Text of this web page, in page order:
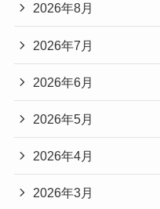
2026年8月
2026年7月
2026年6月
2026年5月
2026年4月
2026年3月